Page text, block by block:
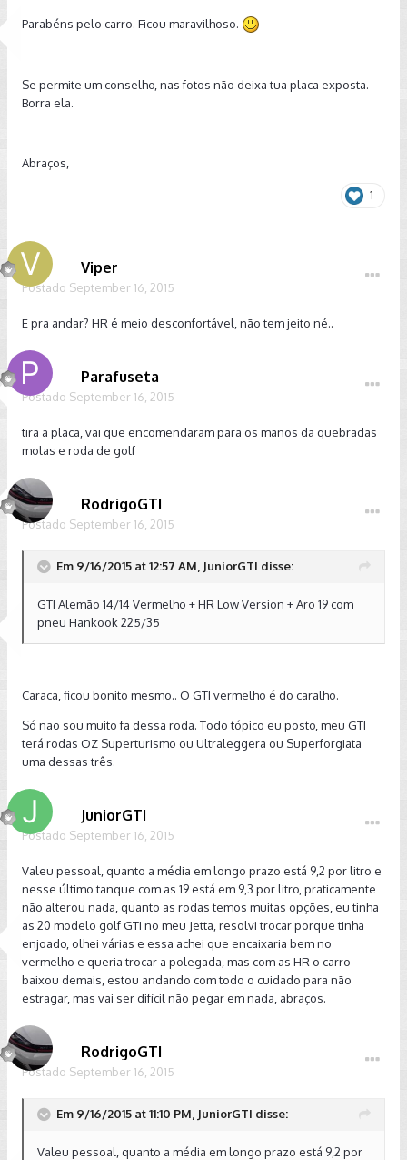
Parabéns pelo carro. Ficou maravilhoso.
Se permite um conselho, nas fotos não deixa tua placa exposta.
Borra ela.
Abraços,
1
Viper
Postado September 16, 2015
E pra andar? HR é meio desconfortável, não tem jeito né..
Parafuseta
Postado September 16, 2015
tira a placa, vai que encomendaram para os manos da quebradas
molas e roda de golf
RodrigoGTI
Postado September 16, 2015
Em 9/16/2015 at 12:57 AM, JuniorGTI disse:
GTI Alemão 14/14 Vermelho + HR Low Version + Aro 19 com
pneu Hankook 225/35
Caraca, ficou bonito mesmo.. O GTI vermelho é do caralho.
Só nao sou muito fa dessa roda. Todo tópico eu posto, meu GTI
terá rodas OZ Superturismo ou Ultraleggera ou Superforgiata
uma dessas três.
JuniorGTI
Postado September 16, 2015
Valeu pessoal, quanto a média em longo prazo está 9,2 por litro e
nesse último tanque com as 19 está em 9,3 por litro, praticamente
não alterou nada, quanto as rodas temos muitas opções, eu tinha
as 20 modelo golf GTI no meu Jetta, resolvi trocar porque tinha
enjoado, olhei várias e essa achei que encaixaria bem no
vermelho e queria trocar a polegada, mas com as HR o carro
baixou demais, estou andando com todo o cuidado para não
estragar, mas vai ser difícil não pegar em nada, abraços.
RodrigoGTI
Postado September 16, 2015
Em 9/16/2015 at 11:10 PM, JuniorGTI disse:
Valeu pessoal, quanto a média em longo prazo está 9,2 por